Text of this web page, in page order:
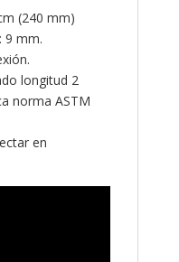
(240 mm)
9 mm.
longitud 2
norma ASTM
en